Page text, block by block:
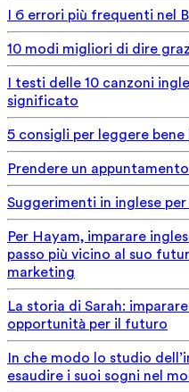
I 6 errori più frequenti nel
10 modi migliori di dire
I testi delle 10 canzoni
significato
5 consigli per leggere bene
Prendere un
Suggerimenti in inglese
Per Hayam, imparare
passo più vicino al suo
marketing
La storia di Sarah:
opportunità per il futuro
In che modo lo studio
esaudire i suoi sogni nel